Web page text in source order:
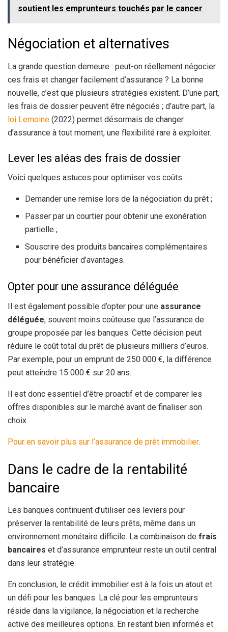
soutient les emprunteurs touchés par le cancer
Négociation et alternatives
La grande question demeure : peut-on réellement négocier
ces frais et changer facilement d’assurance ? La bonne
nouvelle, c’est que plusieurs stratégies existent. D’une part,
les frais de dossier peuvent être négociés ; d’autre part, la
loi Lemoine (2022) permet désormais de changer
d’assurance à tout moment, une flexibilité rare à exploiter.
Lever les aléas des frais de dossier
Voici quelques astuces pour optimiser vos coûts :
Demander une remise lors de la négociation du prêt ;
Passer par un courtier pour obtenir une exonération
partielle ;
Souscrire des produits bancaires complémentaires
pour bénéficier d’avantages.
Opter pour une assurance déléguée
Il est également possible d’opter pour une assurance
déléguée, souvent moins coûteuse que l’assurance de
groupe proposée par les banques. Cette décision peut
réduire le coût total du prêt de plusieurs milliers d’euros.
Par exemple, pour un emprunt de 250 000 €, la différence
peut atteindre 15 000 € sur 20 ans.
Il est donc essentiel d’être proactif et de comparer les
offres disponibles sur le marché avant de finaliser son
choix.
Pour en savoir plus sur l’assurance de prêt immobilier.
Dans le cadre de la rentabilité
bancaire
Les banques continuent d’utiliser ces leviers pour
préserver la rentabilité de leurs prêts, même dans un
environnement monétaire difficile. La combinaison de frais
bancaires et d’assurance emprunteur reste un outil central
dans leur stratégie.
En conclusion, le crédit immobilier est à la fois un atout et
un défi pour les banques. La clé pour les emprunteurs
réside dans la vigilance, la négociation et la recherche
active des meilleures options. En restant bien informés et